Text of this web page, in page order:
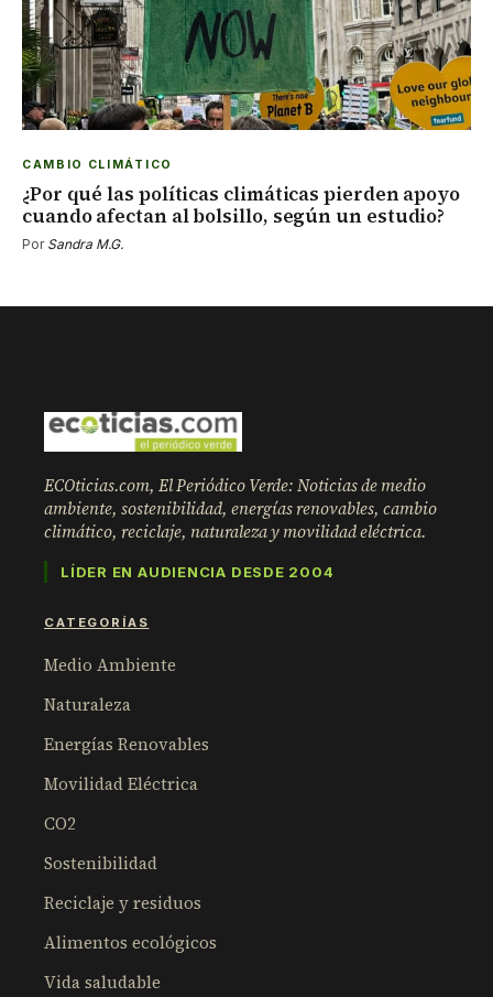
CAMBIO CLIMÁTICO
¿Por qué las políticas climáticas pierden apoyo
cuando afectan al bolsillo, según un estudio?
Por Sandra M.G.
ECOticias.com, El Periódico Verde: Noticias de medio
ambiente, sostenibilidad, energías renovables, cambio
climático, reciclaje, naturaleza y movilidad eléctrica.
LÍDER EN AUDIENCIA DESDE 2004
CATEGORÍAS
Medio Ambiente
Naturaleza
Energías Renovables
Movilidad Eléctrica
CO2
Sostenibilidad
Reciclaje y residuos
Alimentos ecológicos
Vida saludable